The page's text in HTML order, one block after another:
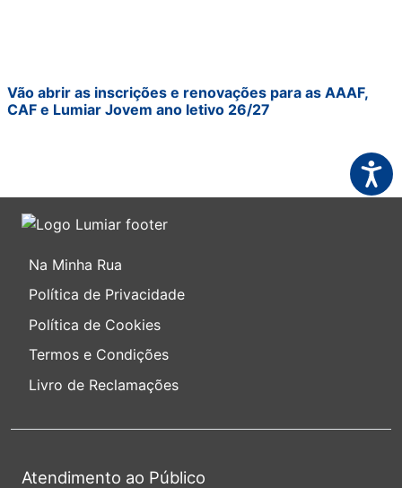
Vão abrir as inscrições e renovações para as AAAF,
CAF e Lumiar Jovem ano letivo 26/27
Na Minha Rua
Política de Privacidade
Política de Cookies
Termos e Condições
Livro de Reclamações
Atendimento ao Público